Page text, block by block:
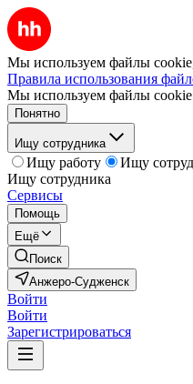
Мы используем файлы cookie,
Правила использования
Мы используем файлы
Понятно
Ищу сотрудника
Ищу работу
Ищу
Ищу сотрудника
Сервисы
Помощь
Ещё
Поиск
Анжеро-Судженск
Войти
Войти
Зарегистрироваться